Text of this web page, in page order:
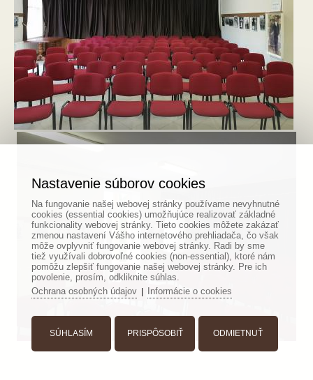
Nastavenie súborov cookies
Na fungovanie našej webovej stránky používame nevyhnutné
cookies (essential cookies) umožňujúce realizovať základné
funkcionality webovej stránky. Tieto cookies môžete zakázať
zmenou nastavení Vášho internetového prehliadača, čo však
môže ovplyvniť fungovanie webovej stránky. Radi by sme
tiež využívali dobrovoľné cookies (non-essential), ktoré nám
pomôžu zlepšiť fungovanie našej webovej stránky. Pre ich
povolenie, prosím, odkliknite súhlas.
Ochrana osobných údajov| Informácie o cookies
SÚHLASÍM PRISPÔSOBIŤ ODMIETNUŤ